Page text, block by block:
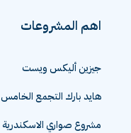
اهم المشروعات
جيزين أليكس ويست
هايد بارك التجمع الخامس
مشروع صواري الاسكندرية